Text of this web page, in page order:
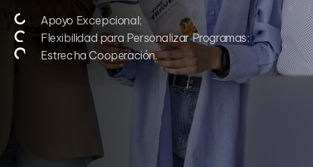
Apoyo Excepcional;
Flexibilidad para Personalizar Programas;
Estrecha Cooperación.